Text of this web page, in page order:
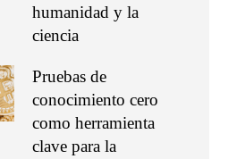
humanidad y la
ciencia
Pruebas de
conocimiento cero
como herramienta
clave para la